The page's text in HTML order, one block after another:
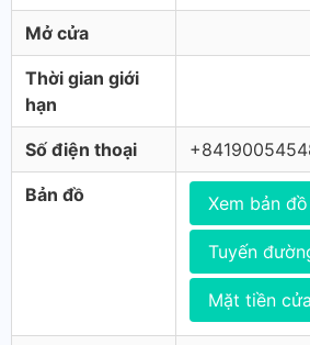
Mở cửa
Thời gian giới
hạn
Số điện thoại
Bản đồ Xem bản đồ
Tuyến
Mặt tiền